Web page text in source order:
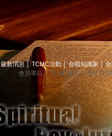
最新消息 TCMC活動│ 合唱知識家│
會員專區│ TCMC會訊│ 關於